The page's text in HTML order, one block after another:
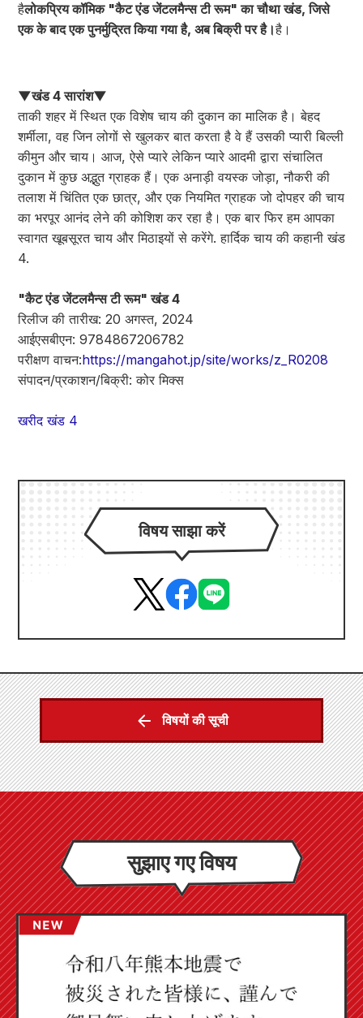
हैलोकप्रिय कॉमिक "कैट एंड जेंटलमैन्स टी रूम" का चौथा खंड, जिसे
एक के बाद एक पुनर्मुद्रित किया गया है, अब बिक्री पर है।है।
▼खंड 4 सारांश▼
ताकी शहर में स्थित एक विशेष चाय की दुकान का मालिक है। बेहद
शर्मीला, वह जिन लोगों से खुलकर बात करता है वे हैं उसकी प्यारी बिल्ली
कीमुन और चाय। आज, ऐसे प्यारे लेकिन प्यारे आदमी द्वारा संचालित
दुकान में कुछ अद्भुत ग्राहक हैं। एक अनाड़ी वयस्क जोड़ा, नौकरी की
तलाश में चिंतित एक छात्र, और एक नियमित ग्राहक जो दोपहर की चाय
का भरपूर आनंद लेने की कोशिश कर रहा है। एक बार फिर हम आपका
स्वागत खूबसूरत चाय और मिठाइयों से करेंगे. हार्दिक चाय की कहानी खंड
4.
"कैट एंड जेंटलमैन्स टी रूम" खंड 4
रिलीज की तारीख: 20 अगस्त, 2024
आईएसबीएन: 9784867206782
परीक्षण वाचन:https://mangahot.jp/site/works/z_R0208
संपादन/प्रकाशन/बिक्री: कोर मिक्स
खरीद खंड 4
विषय साझा करें
विषयों की सूची
सुझाए गए विषय